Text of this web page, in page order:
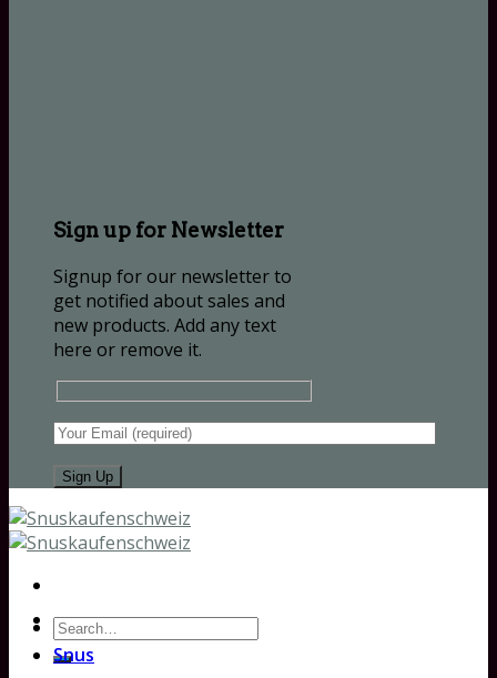
Sign up for Newsletter
Signup for our newsletter to
get notified about sales and
new products. Add any text
here or remove it.
Search
for:
Snus